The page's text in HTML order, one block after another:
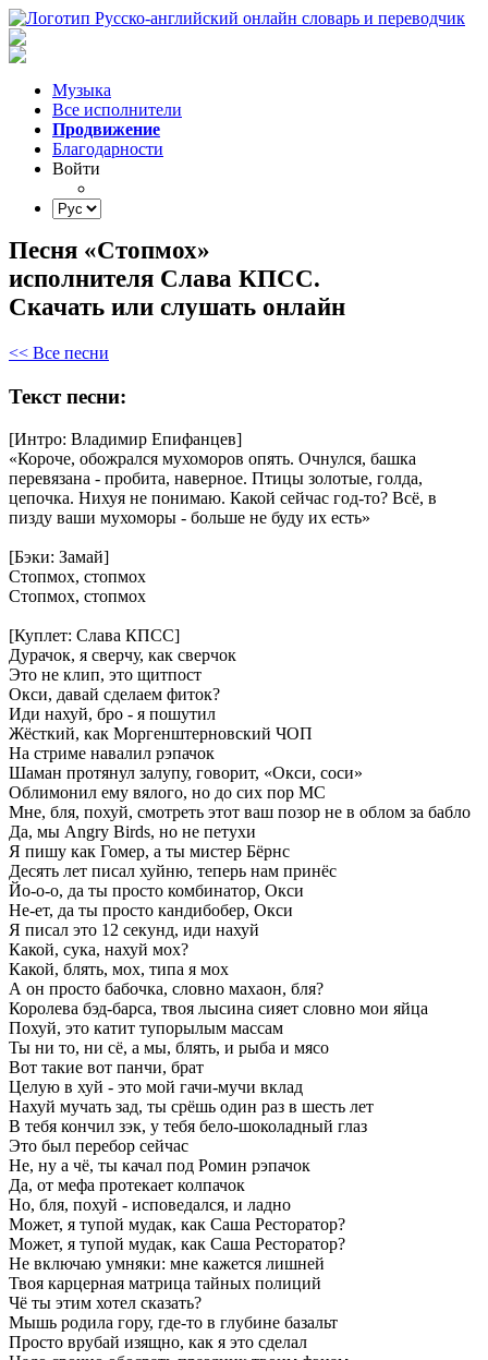
Музыка
Все исполнители
Продвижение
Благодарности
Войти
Песня «Стопмох»
исполнителя Слава КПСС.
Скачать или слушать онлайн
<< Все песни
Текст песни:
[Интро: Владимир Епифанцев]
«Короче, обожрался мухоморов опять. Очнулся, башка
перевязана - пробита, наверное. Птицы золотые, голда,
цепочка. Нихуя не понимаю. Какой сейчас год-то? Всё, в
пизду ваши мухоморы - больше не буду их есть»
[Бэки: Замай]
Стопмох, стопмох
Стопмох, стопмох
[Куплет: Слава КПСС]
Дурачок, я сверчу, как сверчок
Это не клип, это щитпост
Окси, давай сделаем фиток?
Иди нахуй, бро - я пошутил
Жёсткий, как Моргенштерновский ЧОП
На стриме навалил рэпачок
Шаман протянул залупу, говорит, «Окси, соси»
Облимонил ему вялого, но до сих пор МС
Мне, бля, похуй, смотреть этот ваш позор не в облом за бабло
Да, мы Angry Birds, но не петухи
Я пишу как Гомер, а ты мистер Бёрнс
Десять лет писал хуйню, теперь нам принёс
Йо-о-о, да ты просто комбинатор, Окси
Не-ет, да ты просто кандибобер, Окси
Я писал это 12 секунд, иди нахуй
Какой, сука, нахуй мох?
Какой, блять, мох, типа я мох
А он просто бабочка, словно махаон, бля?
Королева бэд-барса, твоя лысина сияет словно мои яйца
Похуй, это катит тупорылым массам
Ты ни то, ни сё, а мы, блять, и рыба и мясо
Вот такие вот панчи, брат
Целую в хуй - это мой гачи-мучи вклад
Нахуй мучать зад, ты срёшь один раз в шесть лет
В тебя кончил зэк, у тебя бело-шоколадный глаз
Это был перебор сейчас
Не, ну а чё, ты качал под Ромин рэпачок
Да, от мефа протекает колпачок
Но, бля, похуй - исповедался, и ладно
Может, я тупой мудак, как Саша Ресторатор?
Может, я тупой мудак, как Саша Ресторатор?
Не включаю умняки: мне кажется лишней
Твоя карцерная матрица тайных полиций
Чё ты этим хотел сказать?
Мышь родила гору, где-то в глубине базальт
Просто врубай изящно, как я это сделал